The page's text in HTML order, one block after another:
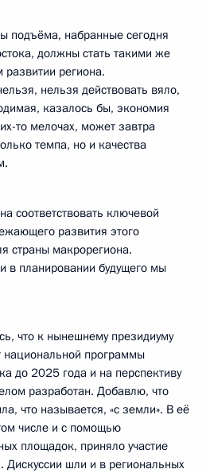
подъёма, набранные сегодня
должны стать такими же
региона.
нельзя действовать вяло,
казалось бы, экономия
то мелочах, может завтра
темпа, но и качества
соответствовать ключевой
развития этого
страны макрорегиона.
в планировании будущего мы
что к нынешнему президиуму
национальной программы
до 2025 года и на перспективу
разработан. Добавлю, что
что называется, «с земли». В её
числе и с помощью
площадок, приняло участие
шли и в региональных